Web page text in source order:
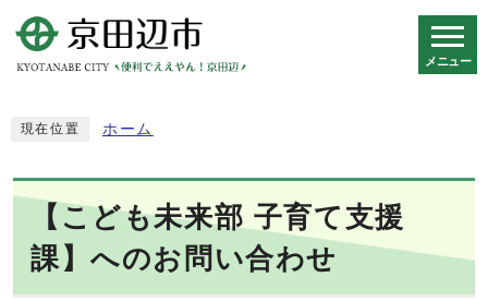
メニュー
現在位置 ホーム
【こども未来部 子育て支援
課】へのお問い合わせ